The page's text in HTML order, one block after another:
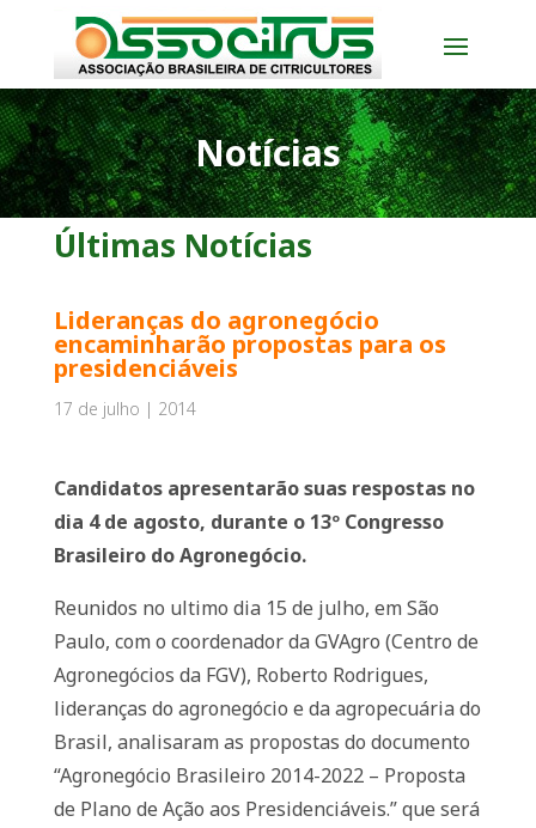
Notícias
Últimas Notícias
Lideranças do agronegócio
encaminharão propostas para os
presidenciáveis
17 de julho | 2014
Candidatos apresentarão suas respostas no
dia 4 de agosto, durante o 13º Congresso
Brasileiro do Agronegócio.
Reunidos no ultimo dia 15 de julho, em São
Paulo, com o coordenador da GVAgro (Centro de
Agronegócios da FGV), Roberto Rodrigues,
lideranças do agronegócio e da agropecuária do
Brasil, analisaram as propostas do documento
“Agronegócio Brasileiro 2014-2022 – Proposta
de Plano de Ação aos Presidenciáveis.” que será